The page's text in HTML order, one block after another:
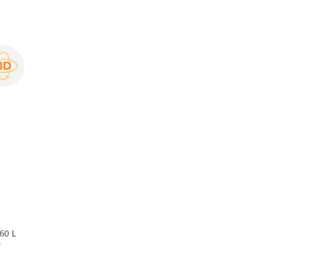
L